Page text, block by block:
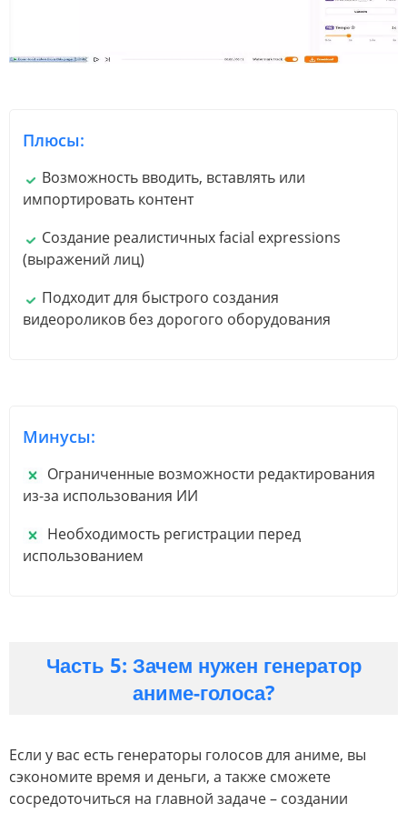
Плюсы:
Возможность вводить, вставлять или
импортировать контент
Создание реалистичных facial expressions
(выражений лиц)
Подходит для быстрого создания
видеороликов без дорогого оборудования
Минусы:
Ограниченные возможности редактирования
из-за использования ИИ
Необходимость регистрации перед
использованием
Часть 5: Зачем нужен генератор
аниме-голоса?
Если у вас есть генераторы голосов для аниме, вы
сэкономите время и деньги, а также сможете
сосредоточиться на главной задаче – создании